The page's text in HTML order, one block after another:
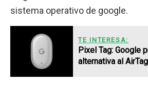
sistema operativo de google.
TE INTERESA:
Pixel Tag: Google
alternativa al